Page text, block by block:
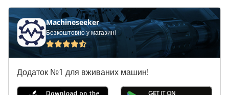
Machineseeker
Безкоштовно у магазині
Додаток №1 для вживаних машин!